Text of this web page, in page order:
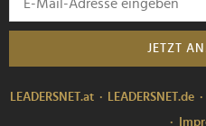
JETZT
LEADERSNET.at LEADERSNET.de